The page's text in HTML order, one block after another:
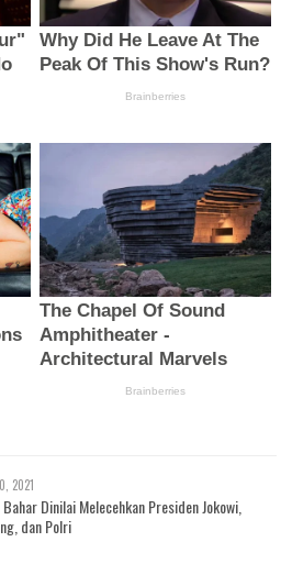
2021
Dinilai Melecehkan Presiden Jokowi,
dan Polri